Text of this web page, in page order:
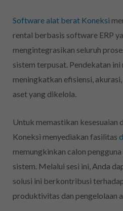
Software alat berat Koneksi
rental berbasis software ERP
mengintegrasikan seluruh
sistem terpusat. Pendekatan ini
meningkatkan efisiensi,
aset yang dikelola.
Untuk memastikan kesesuaian
Koneksi menyediakan fasilitas
memungkinkan calon
sistem. Melalui sesi ini, Anda
solusi ini berkontribusi
produktivitas dan pengelolaan